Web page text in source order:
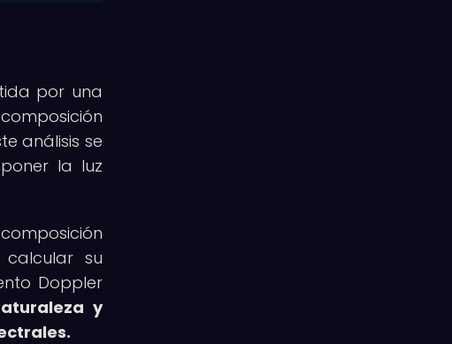
por una
análisis se
la luz
su
Doppler
y